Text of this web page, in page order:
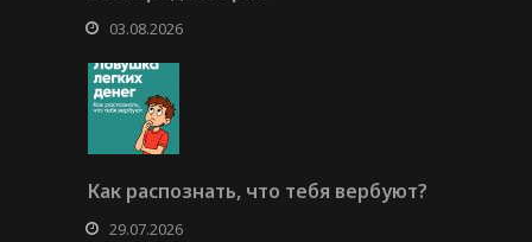
03.08.2026
Как распознать, что тебя вербуют?
29.07.2026